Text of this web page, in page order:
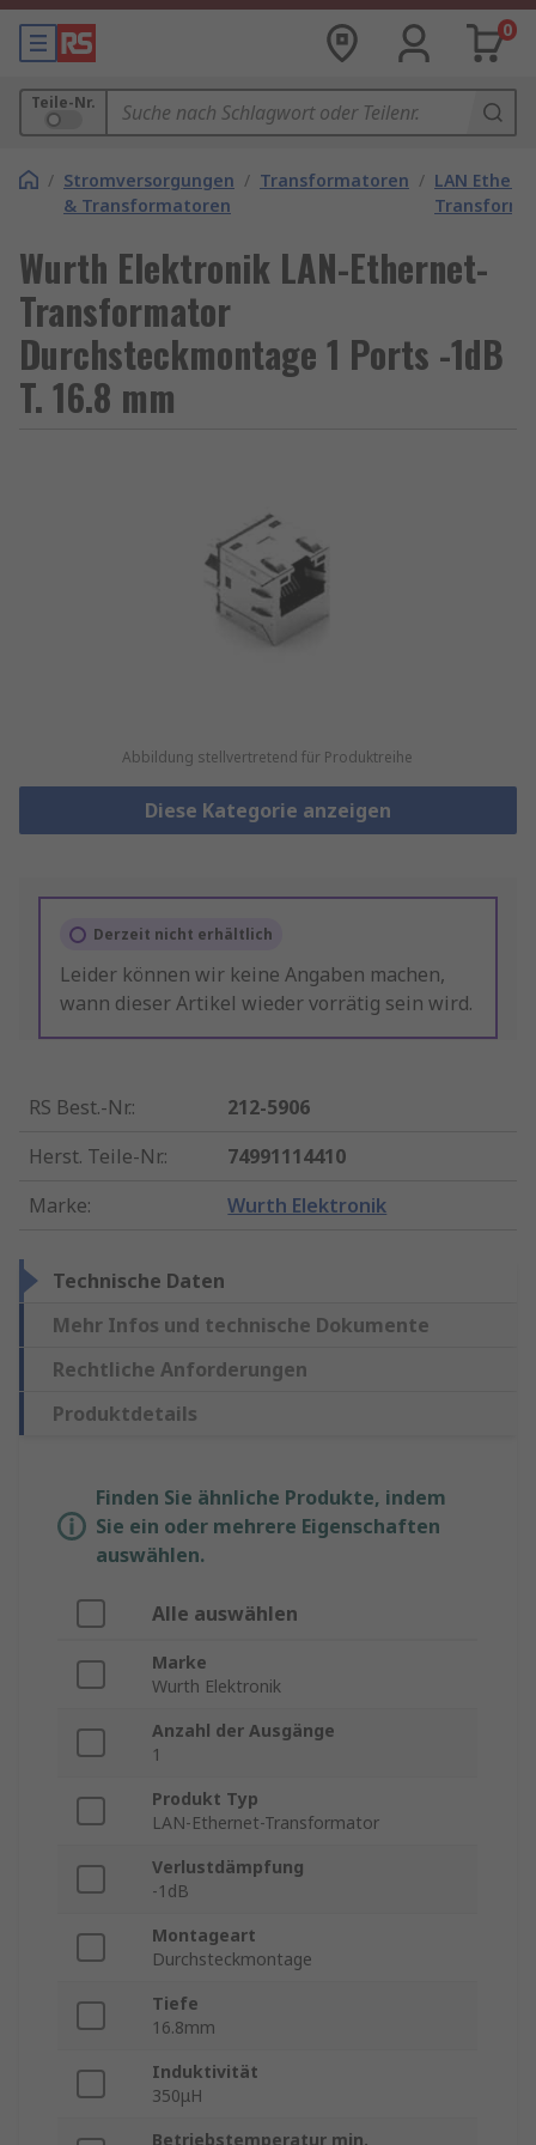
0
Teile-Nr.
/ Stromversorgungen
& Transformatoren
/ Transformatoren / LAN
Wurth Elektronik LAN-Ethernet-
Transformator
Durchsteckmontage 1 Ports -1dB
T. 16.8 mm
Abbildung stellvertretend für Produktreihe
Diese Kategorie anzeigen
Derzeit nicht erhältlich
Leider können wir keine Angaben machen,
wann dieser Artikel wieder vorrätig sein wird.
RS Best.-Nr.:
212-5906
Herst. Teile-Nr.:
74991114410
Marke: Wurth Elektronik
Technische Daten
Mehr Infos und technische Dokumente
Rechtliche Anforderungen
Produktdetails
Finden Sie ähnliche Produkte, indem
Sie ein oder mehrere Eigenschaften
auswählen.
Alle auswählen
Marke
Wurth Elektronik
Anzahl der Ausgänge
1
Produkt Typ
LAN-Ethernet-Transformator
Verlustdämpfung
-1dB
Montageart
Durchsteckmontage
Tiefe
16.8mm
Induktivität
350μH
Betriebstemperatur min.